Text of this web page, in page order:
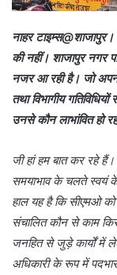
नाहर
की नहीं। शाजापुर नगर
नजर आ रही है। जो
तथा विभागीय
उनसे कौन लाभांवित हो
जी हां हम बात कर रहे
समयाभाव के चलते स्वयं के
हाल यह है कि सीएमओ को
संचालित कौन से काम
जनहित से जुड़े कार्यों में
अधिकारी के रूप में